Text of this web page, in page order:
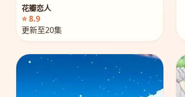
花瓣恋人
⭐ 8.9
更新至20集